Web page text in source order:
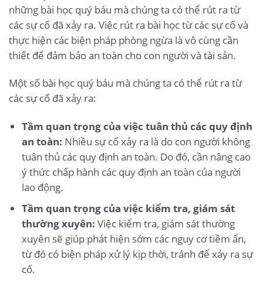
những bài học quý báu mà chúng ta có thể rút ra từ
các sự cố đã xảy ra. Việc rút ra bài học từ các sự cố và
thực hiện các biện pháp phòng ngừa là vô cùng cần
thiết để đảm bảo an toàn cho con người và tài sản.
Một số bài học quý báu mà chúng ta có thể rút ra từ
các sự cố đã xảy ra:
Tầm quan trọng của việc tuân thủ các quy định
an toàn: Nhiều sự cố xảy ra là do con người không
tuân thủ các quy định an toàn. Do đó, cần nâng cao
ý thức chấp hành các quy định an toàn của người
lao động.
Tầm quan trọng của việc kiểm tra, giám sát
thường xuyên: Việc kiểm tra, giám sát thường
xuyên sẽ giúp phát hiện sớm các nguy cơ tiềm ẩn,
từ đó có biện pháp xử lý kịp thời, tránh để xảy ra sự
cố.